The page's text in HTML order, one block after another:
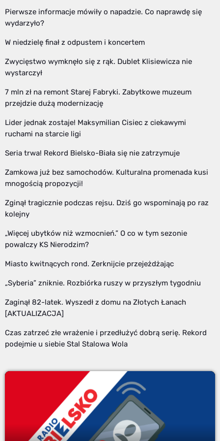
Pierwsze informacje mówiły o napadzie. Co naprawdę się
wydarzyło?
W niedzielę finał z odpustem i koncertem
Zwycięstwo wymknęło się z rąk. Dublet Klisiewicza nie
wystarczył
7 mln zł na remont Starej Fabryki. Zabytkowe muzeum
przejdzie dużą modernizację
Lider jednak zostaje! Maksymilian Cisiec z ciekawymi
ruchami na starcie ligi
Seria trwa! Rekord Bielsko-Biała się nie zatrzymuje
Zamkowa już bez samochodów. Kulturalna promenada kusi
mnogością propozycji!
Zginął tragicznie podczas rejsu. Dziś go wspominają po raz
kolejny
„Więcej ubytków niż wzmocnień.” O co w tym sezonie
powalczy KS Nierodzim?
Miasto kwitnących rond. Zerknijcie przejeżdżając
„Syberia” zniknie. Rozbiórka ruszy w przyszłym tygodniu
Zaginął 82-latek. Wyszedł z domu na Złotych Łanach
[AKTUALIZACJA]
Czas zatrzeć złe wrażenie i przedłużyć dobrą serię. Rekord
podejmie u siebie Stal Stalowa Wola